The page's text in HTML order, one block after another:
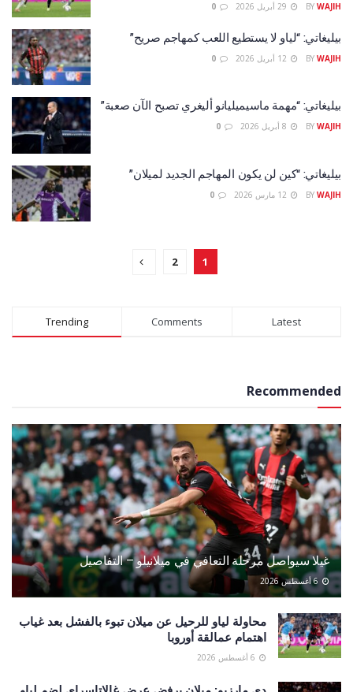
BY WAJIH
بيليغاتي: “لياو لا يستطيع اللعب كمهاجم صريح”
BY WAJIH
بيليغاتي: “مهمة ماسيميليانو أليغري تصبح الآن صعبة”
BY WAJIH
بيليغاتي: “كين لن يكون المهاجم الجديد لميلان”
BY WAJIH
1
2
Trending Comments Latest
Recommended
غيلا سيواصل مرحلة التعافي في ميلانيلو – التفاصيل
محاولة لياو للرحيل عن ميلان تبوء بالفشل بعد غياب
اهتمام عمالقة أوروبا